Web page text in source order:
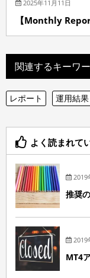
2025年11月11日
【Monthly
関連するキーワ
レポート 運用結果
よく読まれて
2019
推奨
2019
MT4